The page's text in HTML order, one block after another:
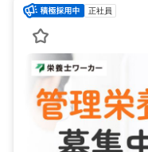
正社員